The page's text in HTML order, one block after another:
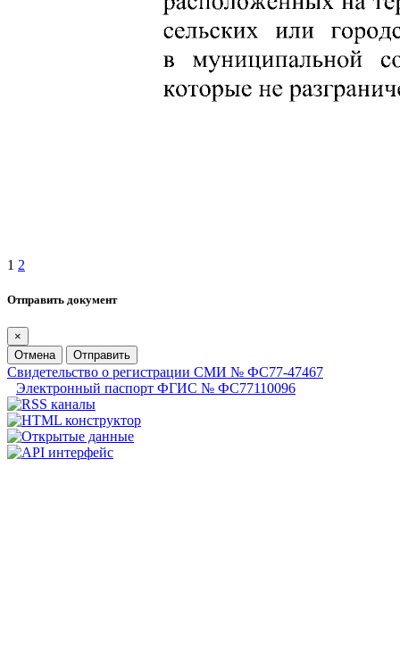
1 2
Отправить документ
×
Отмена
Отправить
Свидетельство о регистрации СМИ № ФС77-47467
Электронный паспорт ФГИС № ФС77110096